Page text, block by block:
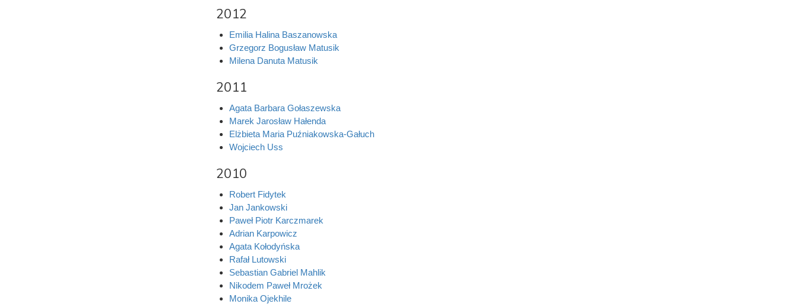
2012
Emilia Halina Baszanowska
Grzegorz Bogusław Matusik
Milena Danuta Matusik
2011
Agata Barbara Gołaszewska
Marek Jarosław Hałenda
Elżbieta Maria Puźniakowska-Gałuch
Wojciech Uss
2010
Robert Fidytek
Jan Jankowski
Paweł Piotr Karczmarek
Adrian Karpowicz
Agata Kołodyńska
Rafał Lutowski
Sebastian Gabriel Mahlik
Nikodem Paweł Mrożek
Monika Ojekhile